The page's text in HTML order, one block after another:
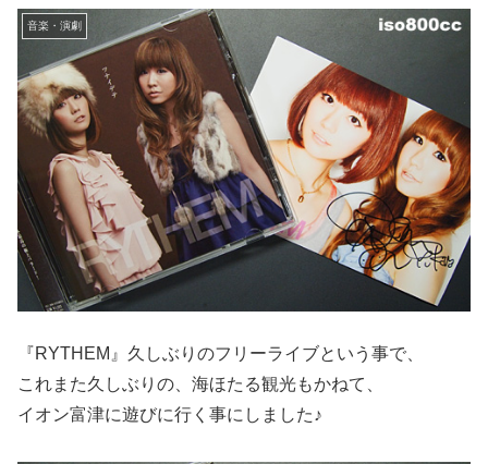
音楽・演劇
『RYTHEM』久しぶりのフリーライブという事で、
これまた久しぶりの、海ほたる観光もかねて、
イオン富津に遊びに行く事にしました♪